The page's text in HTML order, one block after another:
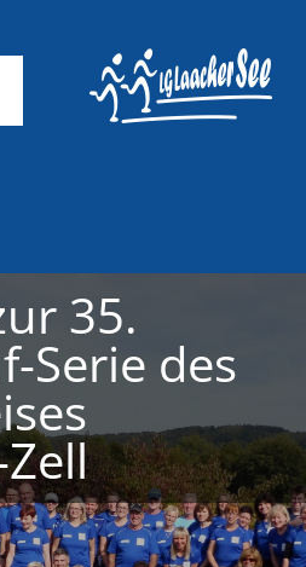
Kostenlos
35.
Serie des